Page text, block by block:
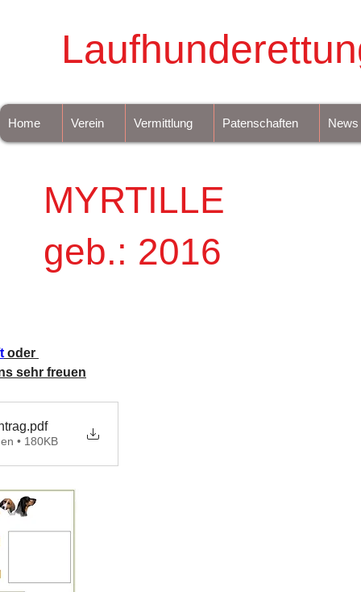
Home Verein Vermittlung Patenschaften News
MYRTILLE
geb.: 2016
oder
sehr freuen
.pdf
• 180KB